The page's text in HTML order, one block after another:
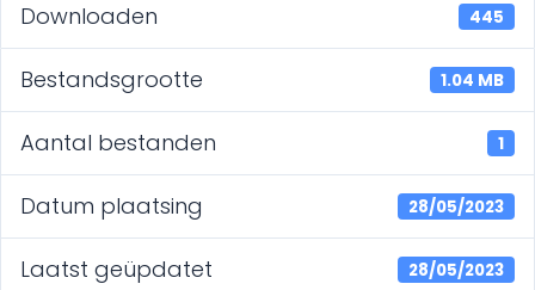
Downloaden 445
Bestandsgrootte 1.04 MB
Aantal bestanden 1
Datum plaatsing 28/05/2023
Laatst geüpdatet 28/05/2023